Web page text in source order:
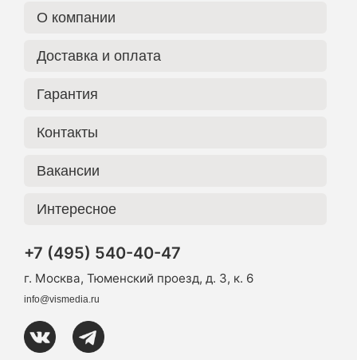
О компании
Доставка и оплата
Гарантия
Контакты
Вакансии
Интересное
+7 (495) 540-40-47
г. Москва, Тюменский проезд, д. 3, к. 6
info@vismedia.ru